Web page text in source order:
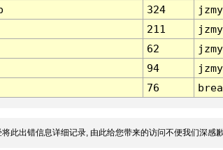
324
211
62
94
76
此出错信息详细记录, 由此给您带来的访问不便我们深感